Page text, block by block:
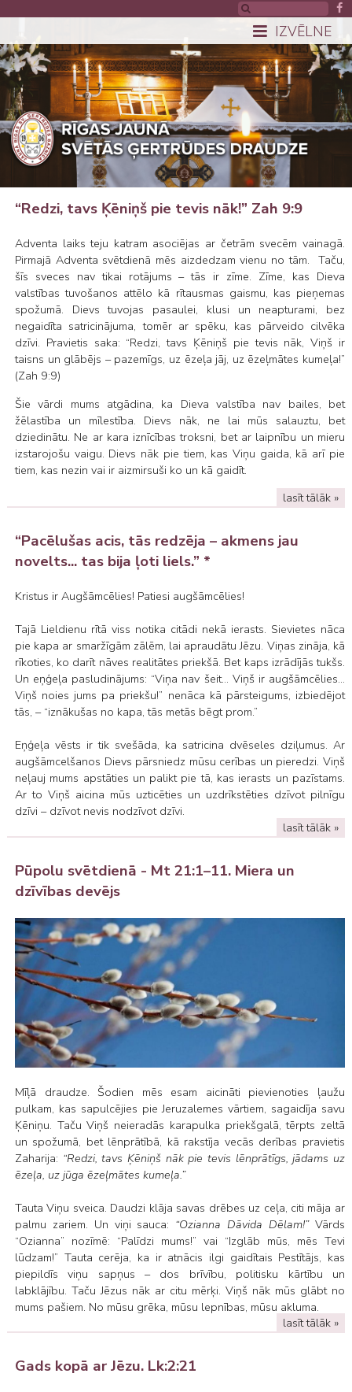
IZVĒLNE
“Redzi, tavs Ķēniņš pie tevis nāk!” Zah 9:9
Adventa laiks teju katram asociējas ar četrām svecēm vainagā.
Pirmajā Adventa svētdienā mēs aizdedzam vienu no tām. Taču,
šīs sveces nav tikai rotājums – tās ir zīme. Zīme, kas Dieva
valstības tuvošanos attēlo kā rītausmas gaismu, kas pieņemas
spožumā. Dievs tuvojas pasaulei, klusi un neapturami, bez
negaidīta satricinājuma, tomēr ar spēku, kas pārveido cilvēka
dzīvi. Pravietis saka: “Redzi, tavs Ķēniņš pie tevis nāk, Viņš ir
taisns un glābējs – pazemīgs, uz ēzeļa jāj, uz ēzeļmātes kumeļa!”
(Zah 9:9)
Šie vārdi mums atgādina, ka Dieva valstība nav bailes, bet
žēlastība un mīlestība. Dievs nāk, ne lai mūs salauztu, bet
dziedinātu. Ne ar kara iznīcības troksni, bet ar laipnību un mieru
izstarojošu vaigu. Dievs nāk pie tiem, kas Viņu gaida, kā arī pie
tiem, kas nezin vai ir aizmirsuši ko un kā gaidīt.
lasīt tālāk »
“Pacēlušas acis, tās redzēja – akmens jau
novelts... tas bija ļoti liels.” *
Kristus ir Augšāmcēlies! Patiesi augšāmcēlies!
Tajā Lieldienu rītā viss notika citādi nekā ierasts. Sievietes nāca
pie kapa ar smaržīgām zālēm, lai apraudātu Jēzu. Viņas zināja, kā
rīkoties, ko darīt nāves realitātes priekšā. Bet kaps izrādījās tukšs.
Un eņģeļa pasludinājums: “Viņa nav šeit… Viņš ir augšāmcēlies...
Viņš noies jums pa priekšu!” nenāca kā pārsteigums, izbiedējot
tās, – “iznākušas no kapa, tās metās bēgt prom.”
Eņģeļa vēsts ir tik svešāda, ka satricina dvēseles dziļumus. Ar
augšāmcelšanos Dievs pārsniedz mūsu cerības un pieredzi. Viņš
neļauj mums apstāties un palikt pie tā, kas ierasts un pazīstams.
Ar to Viņš aicina mūs uzticēties un uzdrīkstēties dzīvot pilnīgu
dzīvi – dzīvot nevis nodzīvot dzīvi.
lasīt tālāk »
Pūpolu svētdienā - Mt 21:1–11. Miera un
dzīvības devējs
Mīļā draudze. Šodien mēs esam aicināti pievienoties ļaužu
pulkam, kas sapulcējies pie Jeruzalemes vārtiem, sagaidīja savu
Ķēniņu. Taču Viņš neieradās karapulka priekšgalā, tērpts zeltā
un spožumā, bet lēnprātībā, kā rakstīja vecās derības pravietis
Zaharija: “Redzi, tavs Ķēniņš nāk pie tevis lēnprātīgs, jādams uz
ēzeļa, uz jūga ēzeļmātes kumeļa.”
Tauta Viņu sveica. Daudzi klāja savas drēbes uz ceļa, citi māja ar
palmu zariem. Un viņi sauca: “Ozianna Dāvida Dēlam!”Vārds
“Ozianna” nozīmē: “Palīdzi mums!” vai “Izglāb mūs, mēs Tevi
lūdzam!” Tauta cerēja, ka ir atnācis ilgi gaidītais Pestītājs, kas
piepildīs viņu sapņus – dos brīvību, politisku kārtību un
labklājību. Taču Jēzus nāk ar citu mērķi. Viņš nāk mūs glābt no
mums pašiem. No mūsu grēka, mūsu lepnības, mūsu akluma.
lasīt tālāk »
Gads kopā ar Jēzu. Lk:2:21